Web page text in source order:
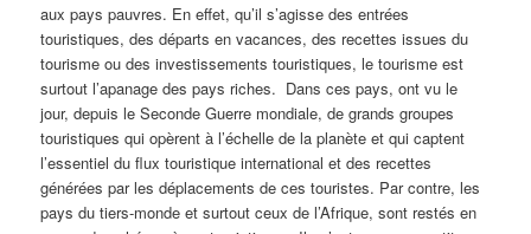
aux pays pauvres. En effet, qu’il s’agisse des entrées
touristiques, des départs en vacances, des recettes issues du
tourisme ou des investissements touristiques, le tourisme est
surtout l’apanage des pays riches. Dans ces pays, ont vu le
jour, depuis le Seconde Guerre mondiale, de grands groupes
touristiques qui opèrent à l’échelle de la planète et qui captent
l’essentiel du flux touristique international et des recettes
générées par les déplacements de ces touristes. Par contre, les
pays du tiers-monde et surtout ceux de l’Afrique, sont restés en